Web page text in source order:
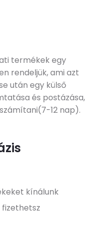
termékek egy
rendeljük, ami azt
után egy külső
és postázása,
12 nap).
kínálunk